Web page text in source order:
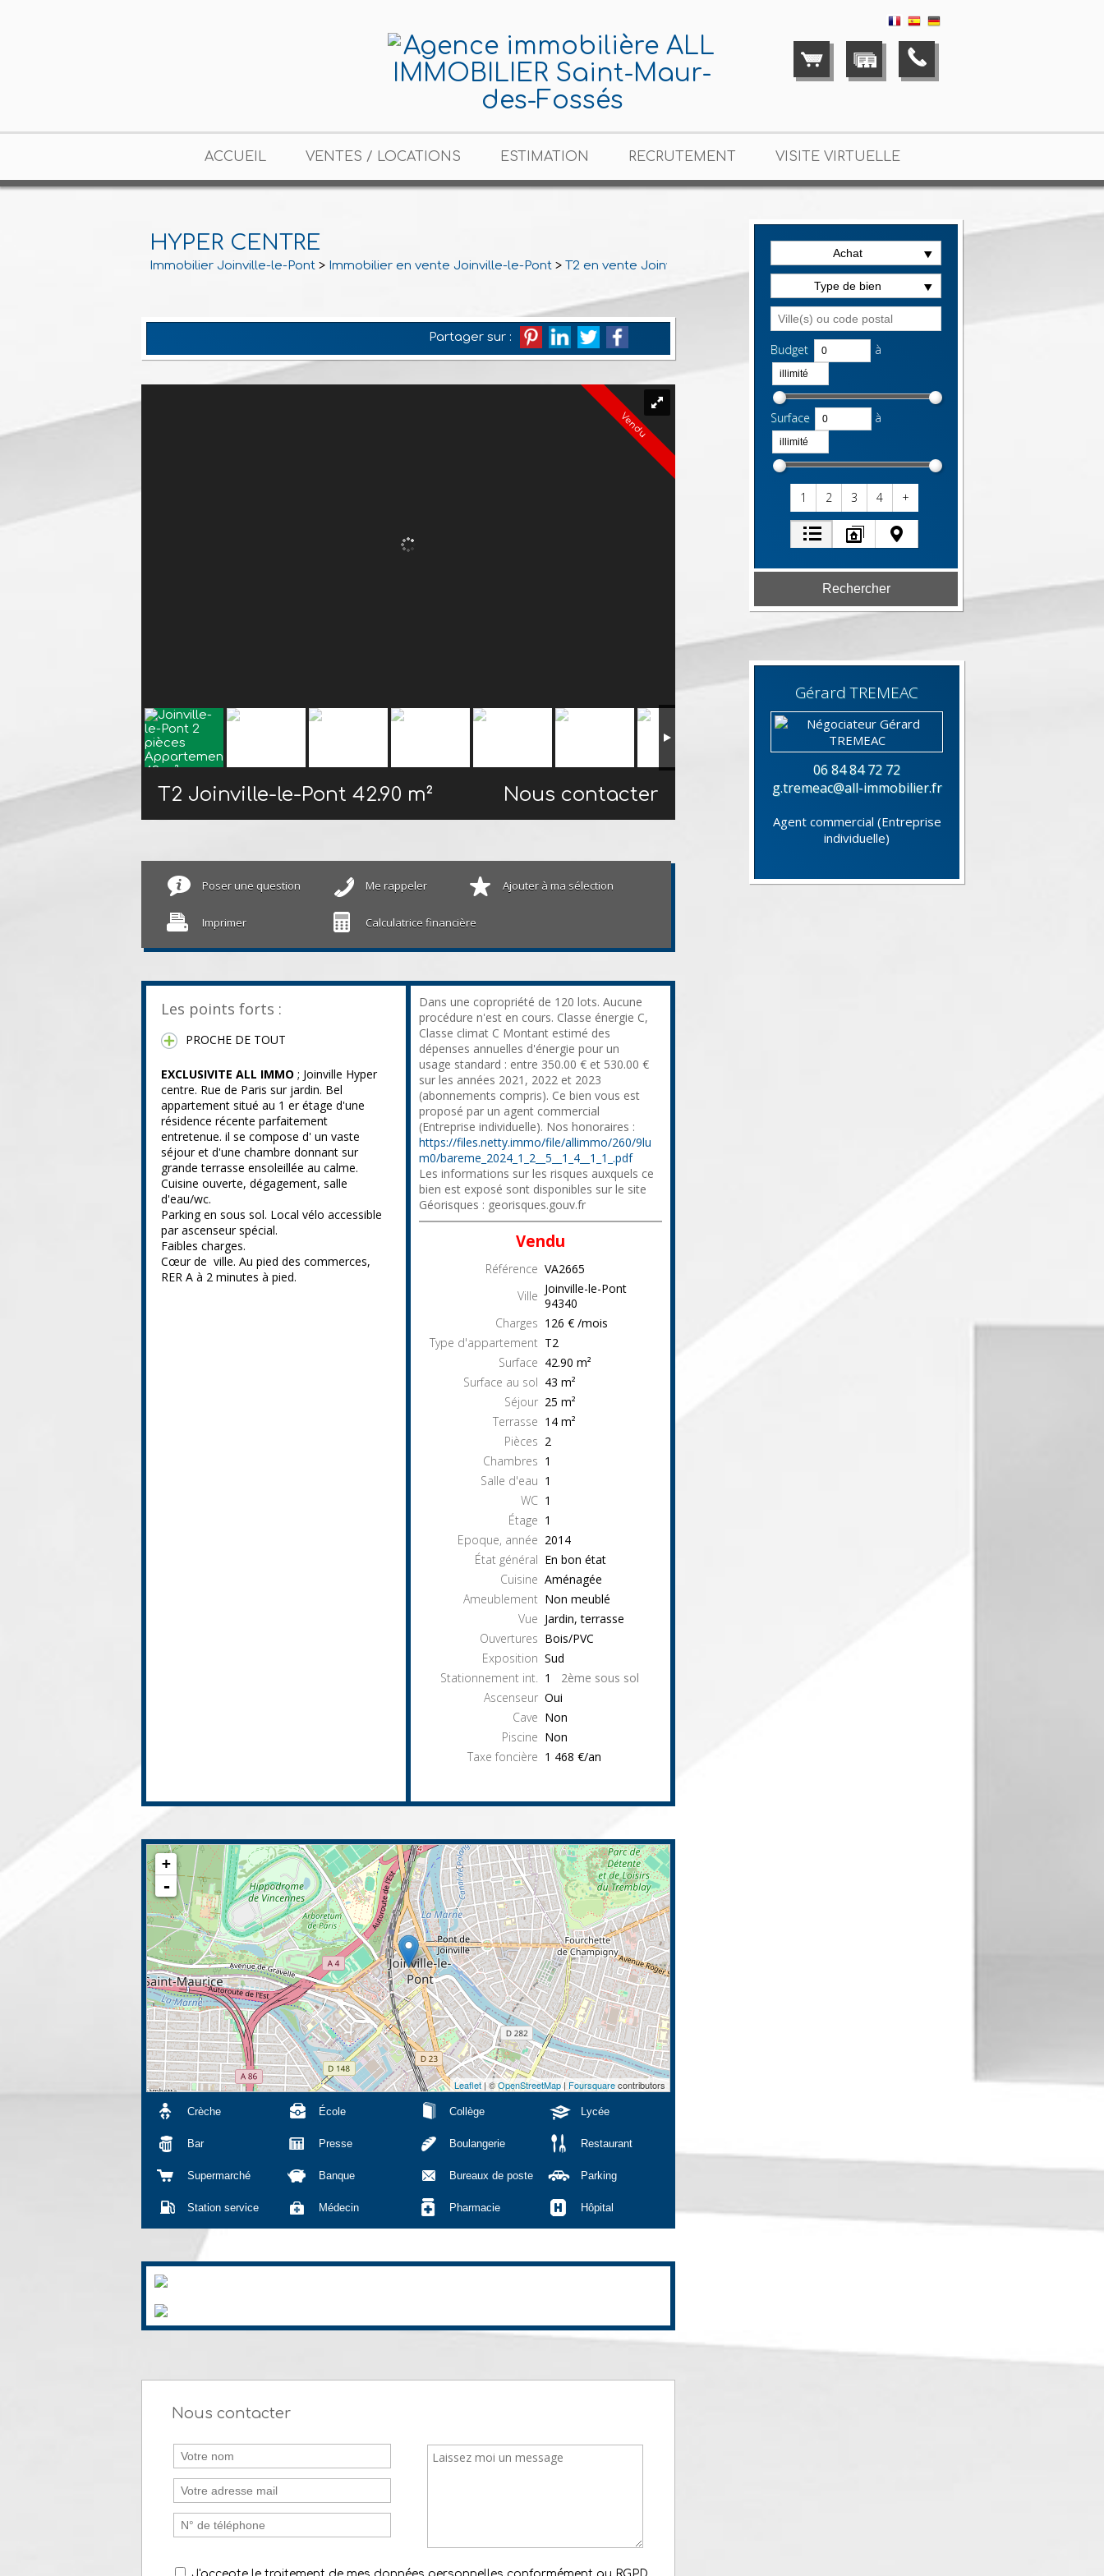
ACCUEIL VENTES / LOCATIONS ESTIMATION RECRUTEMENT VISITE VIRTUELLE
Achat
Type de bien
Budget à
Surface à
1 2 3 4 +
Gérard TREMEAC
06 84 84 72 72
g.tremeac@all-immobilier.fr
Agent commercial (Entreprise
individuelle)
HYPER CENTRE
Immobilier Joinville-le-Pont > Immobilier en vente Joinville-le-Pont > T2 en vente Joinville-le-Pont > T2 VA2665
Partager sur :
Vendu
T2 Joinville-le-Pont 42.90 m² Nous contacter
Poser une question Me rappeler Ajouter à ma sélection
Imprimer Calculatrice financière
Les points forts :
PROCHE DE TOUT
EXCLUSIVITE ALL IMMO ; Joinville Hyper
centre. Rue de Paris sur jardin. Bel
appartement situé au 1 er étage d'une
résidence récente parfaitement
entretenue. il se compose d' un vaste
séjour et d'une chambre donnant sur
grande terrasse ensoleillée au calme.
Cuisine ouverte, dégagement, salle
d'eau/wc.
Parking en sous sol. Local vélo accessible
par ascenseur spécial.
Faibles charges.
Cœur de ville. Au pied des commerces,
RER A à 2 minutes à pied.
Dans une copropriété de 120 lots. Aucune
procédure n'est en cours. Classe énergie C,
Classe climat C Montant estimé des
dépenses annuelles d'énergie pour un
usage standard : entre 350.00 € et 530.00 €
sur les années 2021, 2022 et 2023
(abonnements compris). Ce bien vous est
proposé par un agent commercial
(Entreprise individuelle). Nos honoraires :
https://files.netty.immo/file/allimmo/260/9lu
m0/bareme_2024_1_2__5__1_4__1_1_.pdf
Les informations sur les risques auxquels ce
bien est exposé sont disponibles sur le site
Géorisques : georisques.gouv.fr
Vendu
Référence VA2665
Ville Joinville-le-Pont
94340
Charges 126 € /mois
Type d'appartement T2
Surface 42.90 m²
Surface au sol 43 m²
Séjour 25 m²
Terrasse 14 m²
Pièces 2
Chambres 1
Salle d'eau 1
WC 1
Étage 1
Epoque, année 2014
État général En bon état
Cuisine Aménagée
Ameublement Non meublé
Vue Jardin, terrasse
Ouvertures Bois/PVC
Exposition Sud
Stationnement int. 1 2ème sous sol
Ascenseur Oui
Cave Non
Piscine Non
Taxe foncière 1 468 €/an
+
-
Leaflet| ©OpenStreetMap| Foursquarecontributors
Crèche École Collège Lycée
Bar Presse Boulangerie Restaurant
Supermarché Banque Bureaux de poste Parking
Station service Médecin Pharmacie Hôpital
Nous contacter